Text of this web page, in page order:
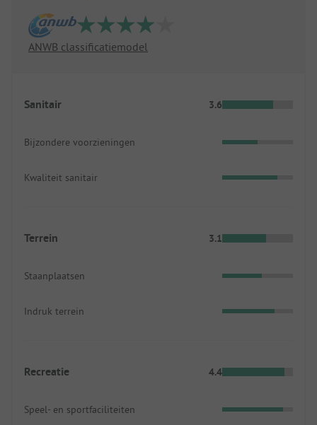
ANWB classificatiemodel
Sanitair 3.6
Bijzondere voorzieningen
Kwaliteit sanitair
Terrein 3.1
Staanplaatsen
Indruk terrein
Recreatie 4.4
Speel- en sportfaciliteiten